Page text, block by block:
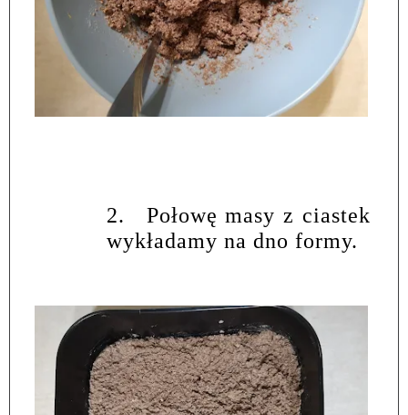
2.
Połowę masy z ciastek
wykładamy na dno formy.